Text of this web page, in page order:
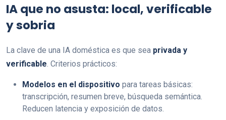
IA que no asusta: local, verificable
y sobria
La clave de una IA doméstica es que sea privada y
verificable . Criterios prácticos:
Modelos en el dispositivo para tareas básicas:
transcripción, resumen breve, búsqueda semántica.
Reducen latencia y exposición de datos.